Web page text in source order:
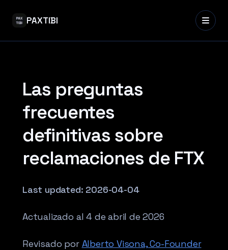
PAXTIBI
Las preguntas
frecuentes
definitivas sobre
reclamaciones de FTX
Last updated: 2026-04-04
Actualizado al 4 de abril de 2026
Revisado por Alberto Visona, Co-Founder